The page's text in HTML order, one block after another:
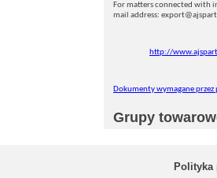
For matters connected with
mail address:
http://
Dokumenty wymagane przez
Grupy
Polityka